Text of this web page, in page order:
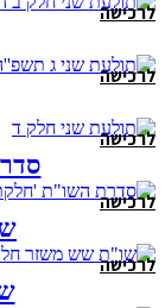
לרכישה
לרכישה
לרכישה
לרכישה
לרכישה